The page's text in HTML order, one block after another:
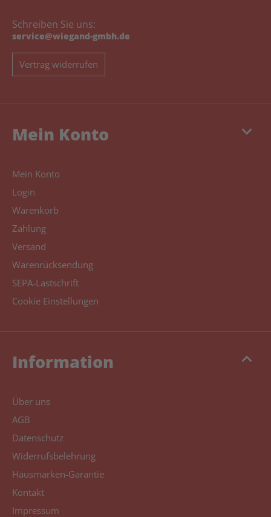
Schreiben Sie uns:
service@wiegand-gmbh.de
Vertrag widerrufen
keyboard_arrow_down
Mein Konto
Mein Konto
Login
Warenkorb
Zahlung
Versand
Warenrücksendung
SEPA-Lastschrift
Cookie Einstellungen
keyboard_arrow_up
Information
Über uns
AGB
Datenschutz
Widerrufsbelehrung
Hausmarken-Garantie
Kontakt
Impressum